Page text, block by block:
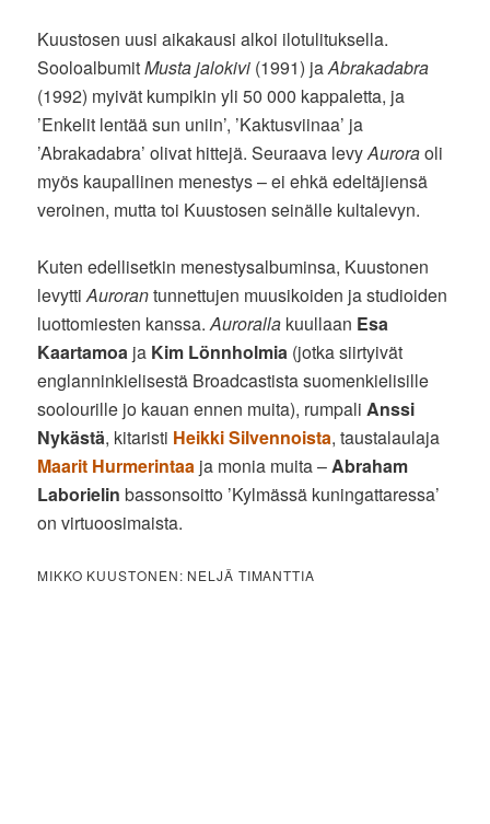
Kuustosen uusi aikakausi alkoi ilotulituksella.
SooloalbumitMusta jalokivi (1991) jaAbrakadabra
(1992) myivät kumpikin yli 50 000 kappaletta, ja
’Enkelit lentää sun uniin’, ’Kaktusviinaa’ ja
’Abrakadabra’ olivat hittejä. Seuraava levyAuroraoli
myös kaupallinen menestys – ei ehkä edeltäjiensä
veroinen, mutta toi Kuustosen seinälle kultalevyn.
Kuten edellisetkin menestysalbuminsa, Kuustonen
levyttiAurorantunnettujen muusikoiden ja studioiden
luottomiesten kanssa.Auroralla kuullaan Esa
Kaartamoa ja Kim Lönnholmia (jotka siirtyivät
englanninkielisestä Broadcastista suomenkielisille
soolourille jo kauan ennen muita), rumpaliAnssi
Nykästä, kitaristi Heikki Silvennoista, taustalaulaja
Maarit Hurmerintaa ja monia muita –Abraham
Laborielin bassonsoitto ’Kylmässä kuningattaressa’
on virtuoosimaista.
MIKKO KUUSTONEN: NELJÄ TIMANTTIA